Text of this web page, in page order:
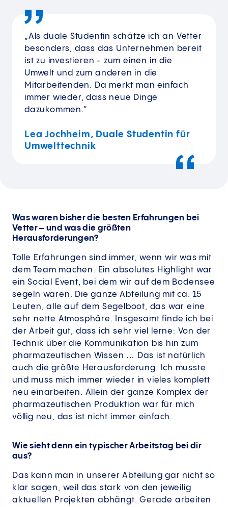
„Als duale Studentin schätze ich an Vetter
besonders, dass das Unternehmen bereit
ist zu investieren - zum einen in die
Umwelt und zum anderen in die
Mitarbeitenden. Da merkt man einfach
immer wieder, dass neue Dinge
dazukommen.“
Lea Jochheim, Duale Studentin für
Umwelttechnik
Was waren bisher die besten Erfahrungen bei
Vetter – und was die größten
Herausforderungen?
Tolle Erfahrungen sind immer, wenn wir was mit
dem Team machen. Ein absolutes Highlight war
ein Social Event, bei dem wir auf dem Bodensee
segeln waren. Die ganze Abteilung mit ca. 15
Leuten, alle auf dem Segelboot, das war eine
sehr nette Atmosphäre. Insgesamt finde ich bei
der Arbeit gut, dass ich sehr viel lerne: Von der
Technik über die Kommunikation bis hin zum
pharmazeutischen Wissen … Das ist natürlich
auch die größte Herausforderung. Ich musste
und muss mich immer wieder in vieles komplett
neu einarbeiten. Allein der ganze Komplex der
pharmazeutischen Produktion war für mich
völlig neu, das ist nicht immer einfach.
Wie sieht denn ein typischer Arbeitstag bei dir
aus?
Das kann man in unserer Abteilung gar nicht so
klar sagen, weil das stark von den jeweilig
aktuellen Projekten abhängt. Gerade arbeiten